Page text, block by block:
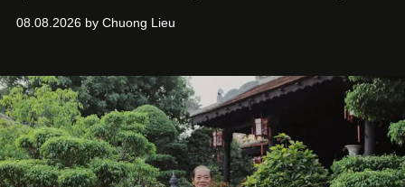
phim điện ảnh trong nửa đầu 2026 đến hành trình trở lại
bằng một tâm thế điềm tĩnh hơn. Anh tiếp tục học hỏi, trau
dồi và chờ đợi những vai diễn đủ sức đưa mình đến
những vùng đất mới. Ở tuổi ngoài 30, điều anh theo đuổi
không phải những đích đến quá lớn, mà là khả năng luôn
tiến về phía trước.
08.08.2026 by Chuong Lieu